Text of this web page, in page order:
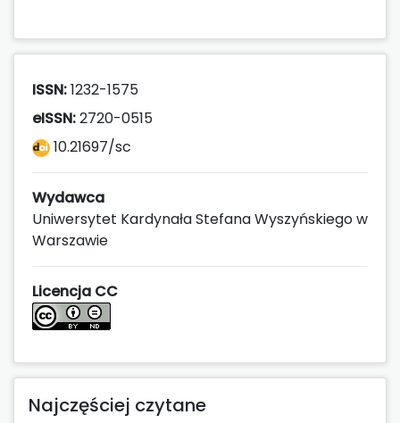
ISSN:1232-1575
eISSN:2720-0515
10.21697/sc
Wydawca
Uniwersytet Kardynała Stefana Wyszyńskiego w
Warszawie
Licencja CC
Najczęściej czytane